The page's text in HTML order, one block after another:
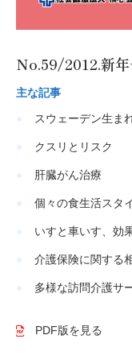
No.59/2012.新
主な記事
スウェーデン生ま
クスリとリスク
肝臓がん治療
個々の食生活スタ
いすと車いす、効
介護保険に関する
多様な訪問介護サ
PDF版を見る